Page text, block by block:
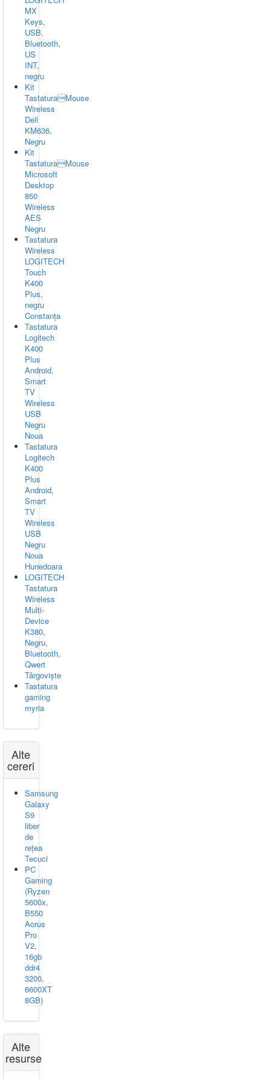
MX
Keys,
USB,
Bluetooth,
US
INT,
negru
Kit
TastaturaMouse
Wireless
Dell
KM636,
Negru
Kit
TastaturaMouse
Microsoft
Desktop
850
Wireless
AES
Negru
Tastatura
Wireless
LOGITECH
Touch
K400
Plus,
negru
Constanța
Tastatura
Logitech
K400
Plus
Android,
Smart
TV
Wireless
USB
Negru
Noua
Tastatura
Logitech
K400
Plus
Android,
Smart
TV
Wireless
USB
Negru
Noua
Hunedoara
LOGITECH
Tastatura
Wireless
Multi-
Device
K380,
Negru,
Bluetooth,
Qwert
Târgoviște
Tastatura
gaming
myria
Alte
cereri
Samsung
Galaxy
S9
liber
de
rețea
Tecuci
PC
Gaming
(Ryzen
5600x,
B550
Aorus
Pro
V2,
16gb
ddr4
3200,
6600XT
8GB)
Alte
resurse